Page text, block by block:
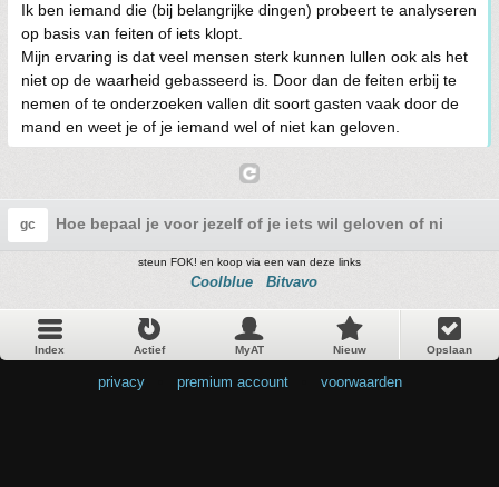
Ik ben iemand die (bij belangrijke dingen) probeert te analyseren
op basis van feiten of iets klopt.
Mijn ervaring is dat veel mensen sterk kunnen lullen ook als het
niet op de waarheid gebasseerd is. Door dan de feiten erbij te
nemen of te onderzoeken vallen dit soort gasten vaak door de
mand en weet je of je iemand wel of niet kan geloven.
gc Hoe bepaal je voor jezelf of je iets wil geloven of niet?
steun FOK! en koop via een van deze links
Coolblue Bitvavo
Index Actief MyAT Nieuw Opslaan
privacy premium account voorwaarden